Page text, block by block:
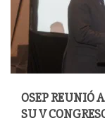
OSEP REUNIÓ
SU V